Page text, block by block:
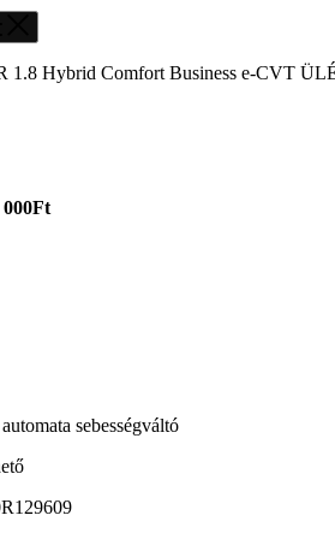
1.8 Hybrid Comfort Business e-CVT
000Ft
sebességváltó